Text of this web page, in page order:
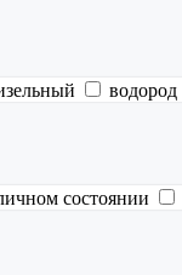
водород
состоянии